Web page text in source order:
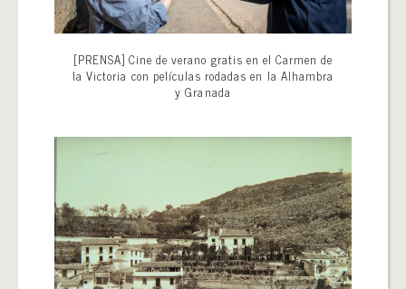
[PRENSA] Cine de verano gratis en el Carmen de
la Victoria con películas rodadas en la Alhambra
y Granada